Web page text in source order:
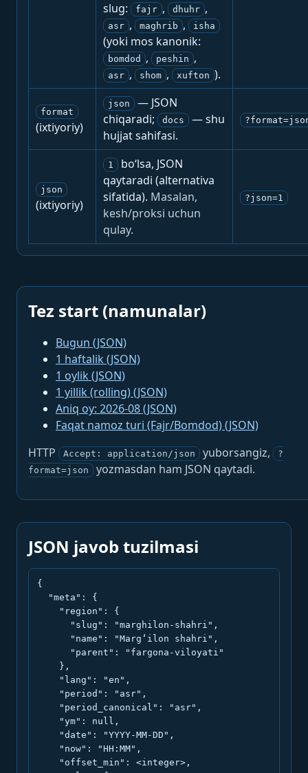
slug:
fajr , dhuhr ,
asr , maghrib , isha
(yoki mos kanonik:
bomdod , peshin ,
asr , shom , xufton ).
format
(ixtiyoriy)
json
— JSON
chiqaradi;
docs
— shu
hujjat sahifasi.
json
(ixtiyoriy)
1
bo‘lsa, JSON
qaytaradi (alternativa
sifatida). Masalan,
kesh/proksi uchun
qulay.
?json=1
Tez start (namunalar)
Bugun (JSON)
1 haftalik (JSON)
1 oylik (JSON)
1 yillik (rolling) (JSON)
Aniq oy: 2026-08 (JSON)
Faqat namoz turi (Fajr/Bomdod) (JSON)
HTTP
Accept: application/json yuborsangiz,
?
format=json
yozmasdan ham JSON qaytadi.
JSON javob tuzilmasi
{
  "meta": {
    "region": {
      "slug": "marghilon-shahri",
      "name": "Marg‘ilon shahri",
      "parent": "fargona-viloyati"
    },
    "lang": "en",
    "period": "asr",
    "period_canonical": "asr",
    "ym": null,
    "date": "YYYY-MM-DD",
    "now": "HH:MM",
    "offset_min": <integer>,